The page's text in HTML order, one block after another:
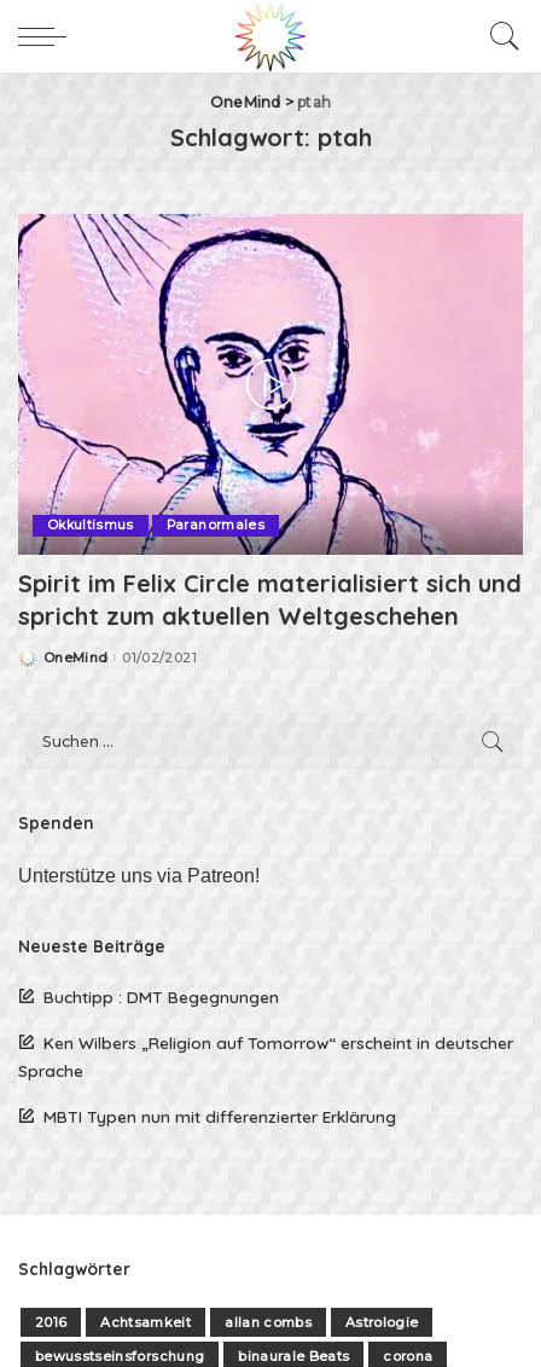
OneMind >ptah
Schlagwort: ptah
Okkultismus Paranormales
Spirit im Felix Circle materialisiert sich und
spricht zum aktuellen Weltgeschehen
PostedOneMind 01/02/2021
Spenden
Unterstütze uns via Patreon!
Neueste Beiträge
Buchtipp : DMT Begegnungen
Ken Wilbers „Religion auf Tomorrow“ erscheint in deutscher
Sprache
MBTI Typen nun mit differenzierter Erklärung
Schlagwörter
2016 Achtsamkeit allan combs
Astrologie
bewusstseinsforschung
binaurale Beats
corona